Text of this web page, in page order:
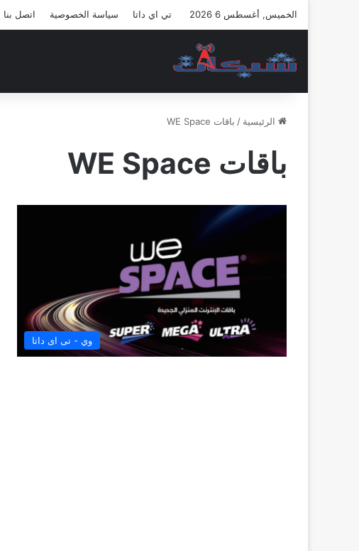
الخميس, أغسطس 6 2026 تي اي داتا سياسة الخصوصية اتصل بنا
الرئيسية / باقات WE Space
باقات WE Space
وي - تى اى داتا